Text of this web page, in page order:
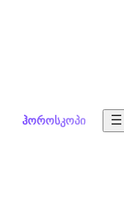
ჰოროსკოპი